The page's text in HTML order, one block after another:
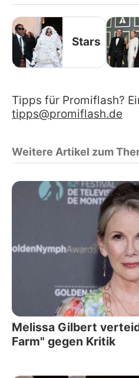
Stars
Tipps für Promiflash?
tipps@promiflash.de
Weitere Artikel zum
Melissa Gilbert
Farm" gegen Kritik